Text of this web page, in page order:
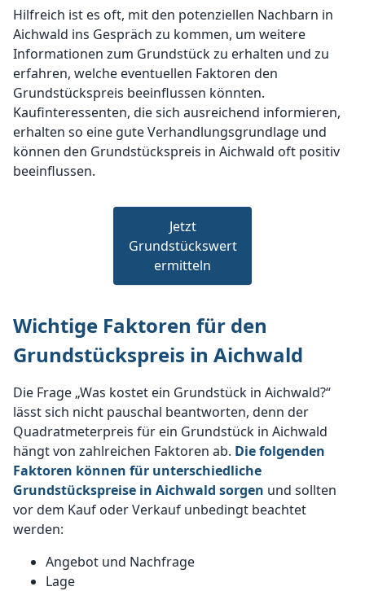
Hilfreich ist es oft, mit den potenziellen Nachbarn in
Aichwald ins Gespräch zu kommen, um weitere
Informationen zum Grundstück zu erhalten und zu
erfahren, welche eventuellen Faktoren den
Grundstückspreis beeinflussen könnten.
Kaufinteressenten, die sich ausreichend informieren,
erhalten so eine gute Verhandlungsgrundlage und
können den Grundstückspreis in Aichwald oft positiv
beeinflussen.
Jetzt
Grundstückswert
ermitteln
Wichtige Faktoren für den
Grundstückspreis in Aichwald
Die Frage „Was kostet ein Grundstück in Aichwald?“
lässt sich nicht pauschal beantworten, denn der
Quadratmeterpreis für ein Grundstück in Aichwald
hängt von zahlreichen Faktoren ab. Die folgenden
Faktoren können für unterschiedliche
Grundstückspreise in Aichwald sorgen und sollten
vor dem Kauf oder Verkauf unbedingt beachtet
werden:
Angebot und Nachfrage
Lage